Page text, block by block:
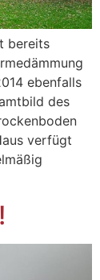
bereits
ebenfalls
des
verfügt